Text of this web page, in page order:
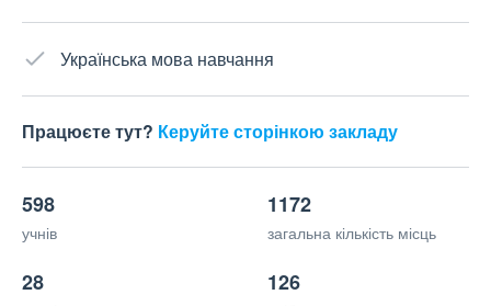
Українська мова навчання
Працюєте тут? Керуйте сторінкою закладу
598
учнів
1172
загальна кількість місць
28 126